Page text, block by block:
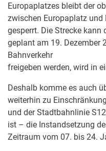
Europaplatzes bleibt der
zwischen Europaplatz
gesperrt. Die Strecke
geplant am 19. Dezember
Bahnverkehr
freigeben werden, wird in
Deshalb komme es auch
weiterhin zu
und der Stadtbahnlinie
ist – die Instandsetzung
Zeitraum vom 07. bis 24.